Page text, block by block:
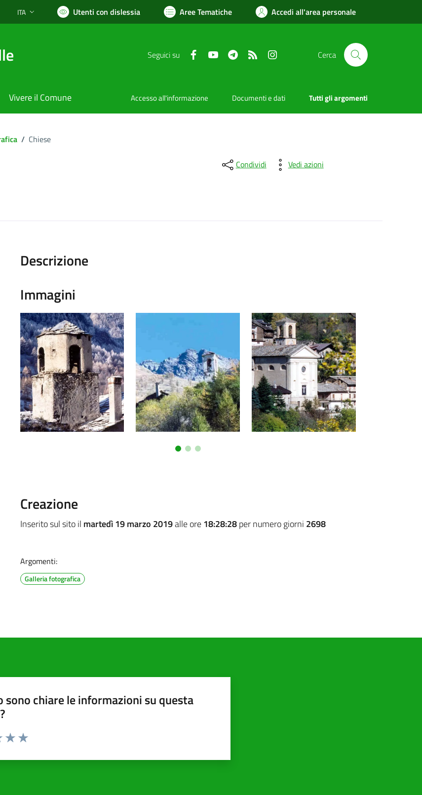
Lingua attiva:
ITA Utenti con dislessia Aree Tematiche Accedi all'area personale
Seguici su FacebookYouTube TelegramRSS Cerca
Vivere il Comune Accesso all'informazione Documenti e dati Tutti gli argomenti
/ Chiese
Condividi Vedi azioni
Descrizione
Immagini
Creazione
Inserito sul sito il martedì 19 marzo 2019alle ore18:28:28per numero giorni 2698
Argomenti:
Galleria fotografica
sono chiare le informazioni su questa
5 stelle la pagina